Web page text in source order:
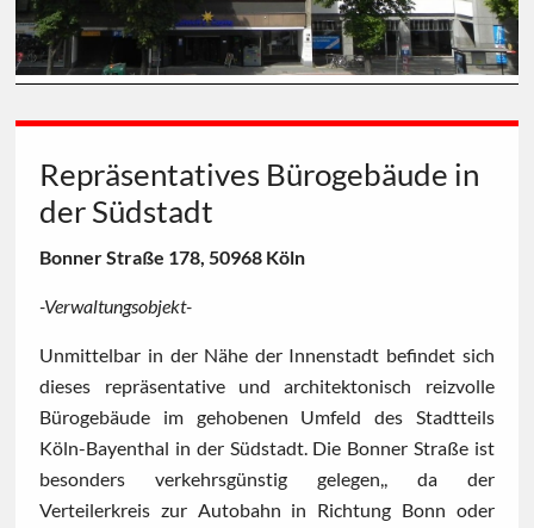
Repräsentatives Bürogebäude in
der Südstadt
Bonner Straße 178, 50968 Köln
-Verwaltungsobjekt-
Unmittelbar in der Nähe der Innenstadt befindet sich
dieses repräsentative und architektonisch reizvolle
Bürogebäude im gehobenen Umfeld des Stadtteils
Köln-Bayenthal in der Südstadt. Die Bonner Straße ist
besonders verkehrsgünstig gelegen,, da der
Verteilerkreis zur Autobahn in Richtung Bonn oder